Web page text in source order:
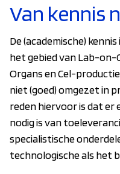
Van kennis
De (academische)
het gebied van Lab-on-
Organs en Cel-
niet (goed) omgezet in
reden hiervoor is dat er
nodig is van
specialistische
technologische als het